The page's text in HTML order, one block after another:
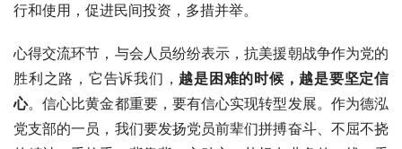
行和使用，促进民间投资，多措并举。
心得交流环节，与会人员纷纷表示，抗美援朝战争作为党的
胜利之路，它告诉我们， 越是困难的时候，越是要坚定信
心。信心比黄金都重要，要有信心实现转型发展。作为德泓
党支部的一员，我们要发扬党员前辈们拼搏奋斗、不屈不挠